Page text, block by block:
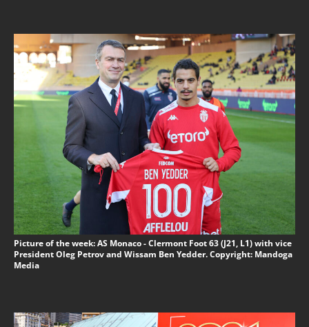
Picture of the week: AS Monaco - Clermont Foot 63 (J21, L1) with vice
President Oleg Petrov and Wissam Ben Yedder. Copyright: Mandoga
Media